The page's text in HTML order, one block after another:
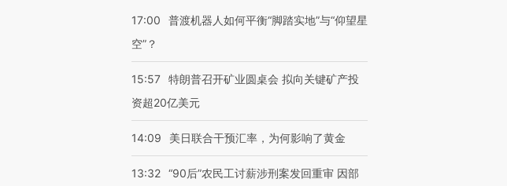
17:00
普渡机器人如何平衡“脚踏实地”与“仰望星
空”？
15:57 特朗普召开矿业圆桌会 拟向关键矿产投
资超20亿美元
14:09 美日联合干预汇率，为何影响了黄金
13:32 “90后”农民工讨薪涉刑案发回重审 因部